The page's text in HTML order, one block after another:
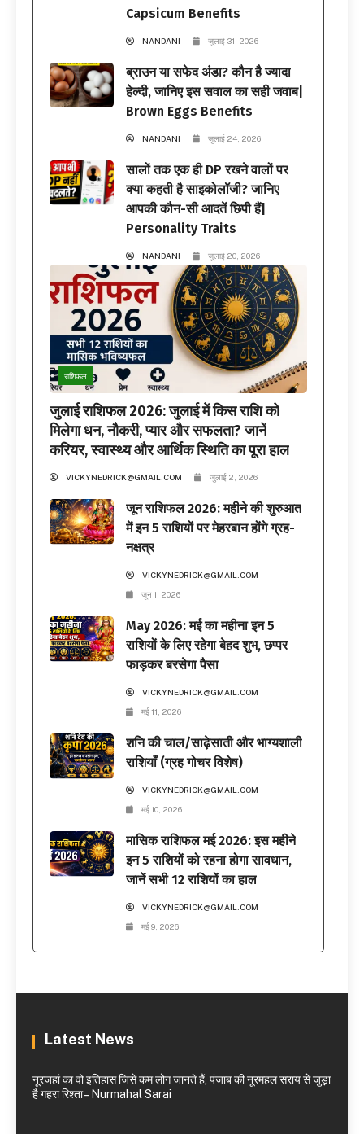
Capsicum Benefits
NANDANI जुलाई 31, 2026
ब्राउन या सफेद अंडा? कौन है ज्यादा
हेल्दी, जानिए इस सवाल का सही जवाब|
Brown Eggs Benefits
NANDANI जुलाई 24, 2026
सालों तक एक ही DP रखने वालों पर
क्या कहती है साइकोलॉजी? जानिए
आपकी कौन-सी आदतें छिपी हैं|
Personality Traits
NANDANI जुलाई 20, 2026
राशिफल
जुलाई राशिफल 2026: जुलाई में किस राशि को
मिलेगा धन, नौकरी, प्यार और सफलता? जानें
करियर, स्वास्थ्य और आर्थिक स्थिति का पूरा हाल
VICKYNEDRICK@GMAIL.COM जुलाई 2, 2026
जून राशिफल 2026: महीने की शुरुआत
में इन 5 राशियों पर मेहरबान होंगे ग्रह-
नक्षत्र
VICKYNEDRICK@GMAIL.COM
जून 1, 2026
May 2026: मई का महीना इन 5
राशियों के लिए रहेगा बेहद शुभ, छप्पर
फाड़कर बरसेगा पैसा
VICKYNEDRICK@GMAIL.COM
मई 11, 2026
शनि की चाल/साढ़ेसाती और भाग्यशाली
राशियाँ (ग्रह गोचर विशेष)
VICKYNEDRICK@GMAIL.COM
मई 10, 2026
मासिक राशिफल मई 2026: इस महीने
इन 5 राशियों को रहना होगा सावधान,
जानें सभी 12 राशियों का हाल
VICKYNEDRICK@GMAIL.COM
मई 9, 2026
Latest News
नूरजहां का वो इतिहास जिसे कम लोग जानते हैं, पंजाब की नूरमहल सराय से जुड़ा
है गहरा रिश्ता – Nurmahal Sarai